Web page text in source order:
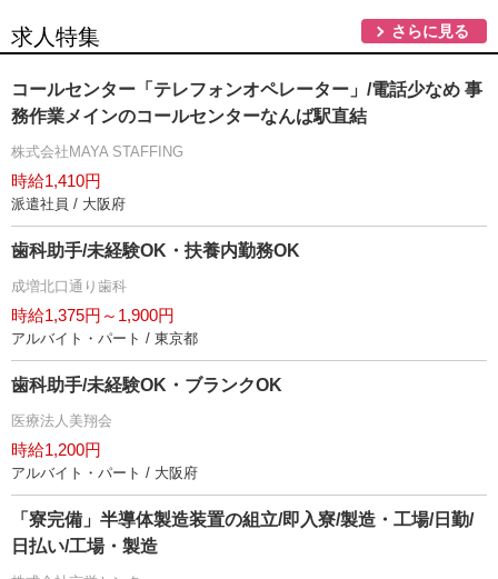
求人特集 さらに見る
コールセンター「テレフォンオペレーター」/電話少なめ 事
務作業メインのコールセンターなんば駅直結
株式会社MAYA STAFFING
時給1,410円
派遣社員 / 大阪府
歯科助手/未経験OK・扶養内勤務OK
成増北口通り歯科
時給1,375円～1,900円
アルバイト・パート / 東京都
歯科助手/未経験OK・ブランクOK
医療法人美翔会
時給1,200円
アルバイト・パート / 大阪府
「寮完備」半導体製造装置の組立/即入寮/製造・工場/日勤/
日払い/工場・製造